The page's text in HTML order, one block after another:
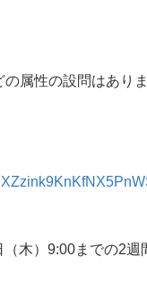
属性の設問はあり
木）9:00までの2週